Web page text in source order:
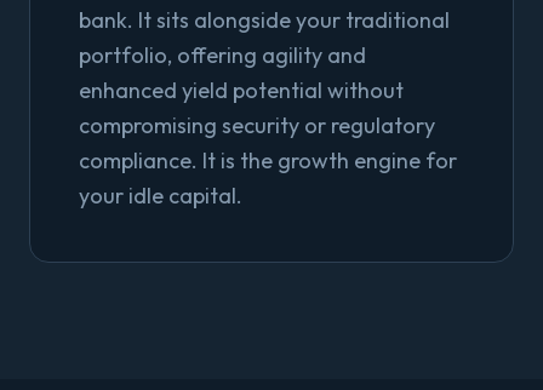
bank. It sits alongside your traditional
portfolio, offering agility and
enhanced yield potential without
compromising security or regulatory
compliance. It is the growth engine for
your idle capital.